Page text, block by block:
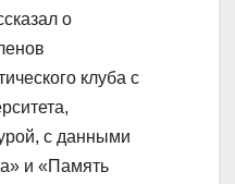
о
клуба с
с данными
и «Память